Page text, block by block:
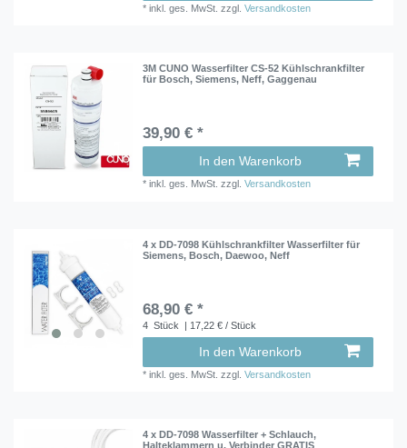
*inkl. ges. MwSt. zzgl.Versandkosten
3M CUNO Wasserfilter CS-52 Kühlschrankfilter
für Bosch, Siemens, Neff, Gaggenau
39,90 € *
In den Warenkorb
*inkl. ges. MwSt. zzgl.Versandkosten
4 x DD-7098 Kühlschrankfilter Wasserfilter für
Siemens, Bosch, Daewoo, Neff
68,90 € *
4 Stück | 17,22 € / Stück
In den Warenkorb
*inkl. ges. MwSt. zzgl.Versandkosten
4 x DD-7098 Wasserfilter + Schlauch,
Halteklammern u. Verbinder GRATIS